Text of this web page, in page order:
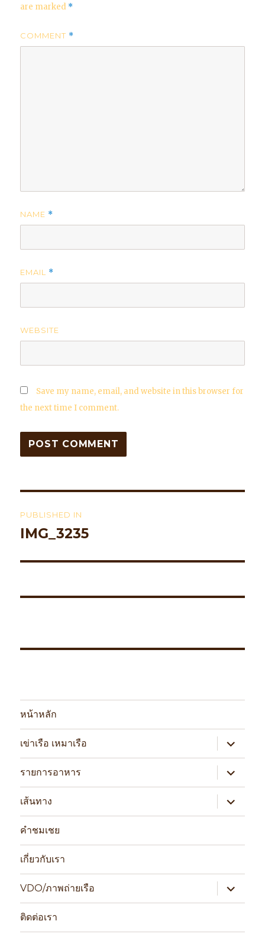
are marked *
COMMENT *
NAME *
EMAIL *
WEBSITE
Save my name, email, and website in this browser for
the next time I comment.
navigation
PUBLISHED IN
IMG_3235
หน้าหลัก
เข่าเรือ เหมาเรือ
expand
child
menu
รายการอาหาร
expand
child
menu
เส้นทาง
expand
child
menu
คำชมเชย
เกี่ยวกับเรา
VDO/ภาพถ่ายเรือ
expand
child
menu
ติดต่อเรา